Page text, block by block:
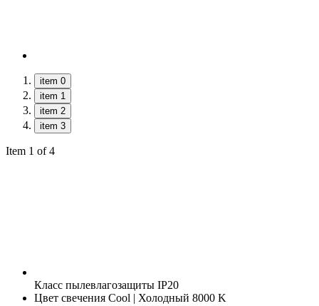
item 0
item 1
item 2
item 3
Item 1 of 4
Класс пылевлагозащиты IP20
Цвет свечения Cool | Холодный 8000 K